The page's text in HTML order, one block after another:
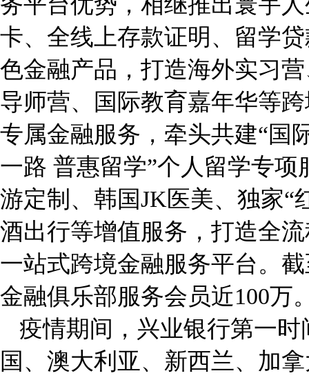
卡、全线上存款证明、留学
色金融产品，打造海外实习
导师营、国际教育嘉年华等
专属金融服务，牵头共建“国
一路 普惠留学”个人留学专
游定制、韩国JK医美、独家“
酒出行等增值服务，打造全
一站式跨境金融服务平台。
金融俱乐部服务会员近100万
疫情期间，兴业银行第一
国、澳大利亚、新西兰、加